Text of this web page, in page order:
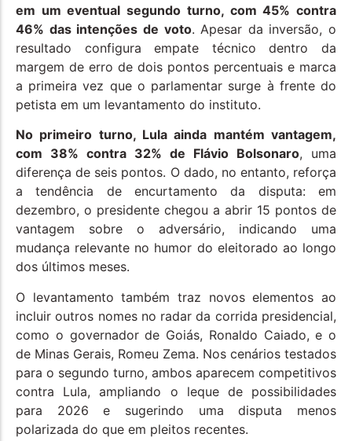
em um eventual segundo turno, com 45% contra
46% das intenções de voto. Apesar da inversão, o
resultado configura empate técnico dentro da
margem de erro de dois pontos percentuais e marca
a primeira vez que o parlamentar surge à frente do
petista em um levantamento do instituto.
No primeiro turno, Lula ainda mantém vantagem,
com 38% contra 32% de Flávio Bolsonaro, uma
diferença de seis pontos. O dado, no entanto, reforça
a tendência de encurtamento da disputa: em
dezembro, o presidente chegou a abrir 15 pontos de
vantagem sobre o adversário, indicando uma
mudança relevante no humor do eleitorado ao longo
dos últimos meses.
O levantamento também traz novos elementos ao
incluir outros nomes no radar da corrida presidencial,
como o governador de Goiás, Ronaldo Caiado, e o
de Minas Gerais, Romeu Zema. Nos cenários testados
para o segundo turno, ambos aparecem competitivos
contra Lula, ampliando o leque de possibilidades
para 2026 e sugerindo uma disputa menos
polarizada do que em pleitos recentes.